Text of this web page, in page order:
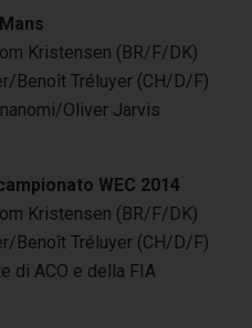
Kristensen (BR/F/DK)
Benoît Tréluyer (CH/D/F)
Oliver Jarvis
WEC 2014
Kristensen (BR/F/DK)
Benoît Tréluyer (CH/D/F)
di ACO e della FIA